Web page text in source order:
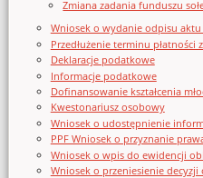
Zmiana zadania funduszu
Wniosek o wydanie odpisu
Przedłużenie terminu płatności
Deklaracje podatkowe
Informacje podatkowe
Dofinansowanie kształcenia
Kwestonariusz osobowy
Wniosek o udostępnienie
PPF Wniosek o przyznanie
Wniosek o wpis do ewidencji
Wniosek o przeniesienie